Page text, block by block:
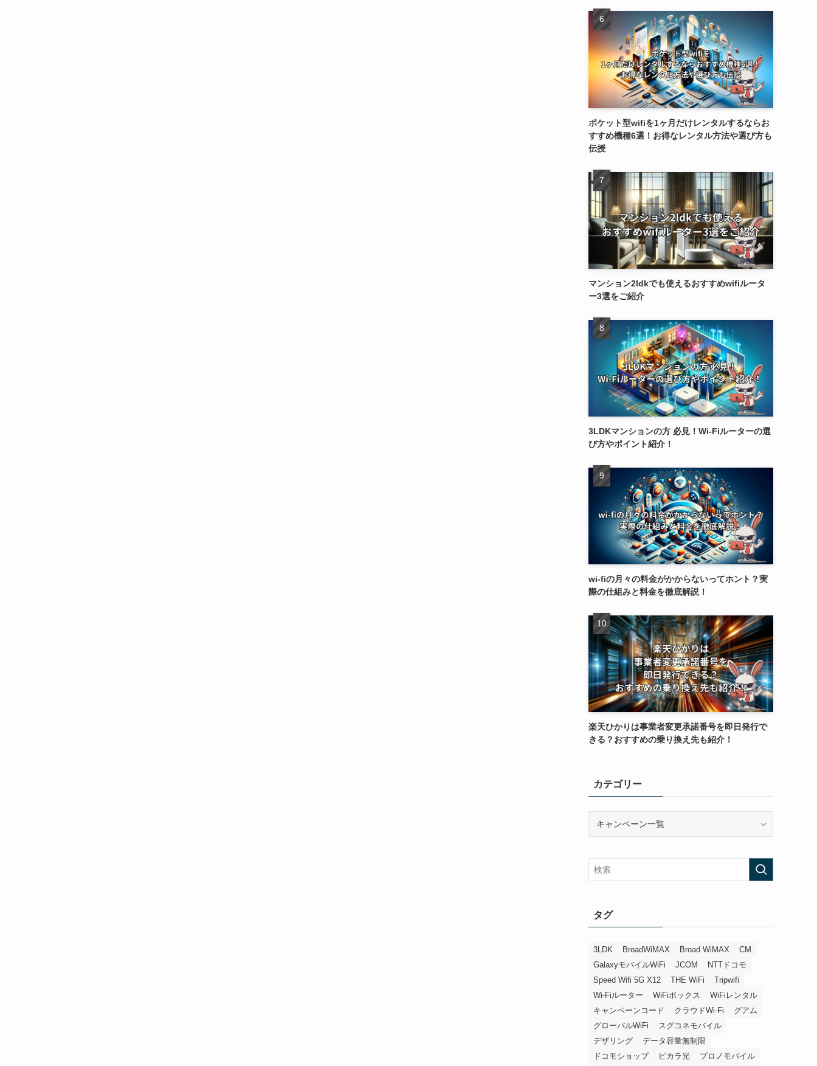
ポケット型wifiを1ヶ月だけレンタルするならお
すすめ機種6選！お得なレンタル方法や選び方も
伝授
マンション2ldkでも使えるおすすめwifiルータ
ー3選をご紹介
3LDKマンションの方 必見！Wi-Fiルーターの選
び方やポイント紹介！
wi-fiの月々の料金がかからないってホント？実
際の仕組みと料金を徹底解説！
楽天ひかりは事業者変更承諾番号を即日発行で
きる？おすすめの乗り換え先も紹介！
カテゴリー
リ
ー
タグ
3LDK BroadWiMAX Broad WiMAX
CM
GalaxyモバイルWiFi
JCOM
NTTドコモ
Speed Wifi 5G X12
THE WiFi
Tripwifi
Wi-Fiルーター
WiFiボックス
WiFiレンタル
キャンペーンコード
クラウドWi-Fi
グアム
グローバルWiFi
スグコネモバイル
デザリング
データ容量無制限
ドコモショップ
ピカラ光 プロノモバイル